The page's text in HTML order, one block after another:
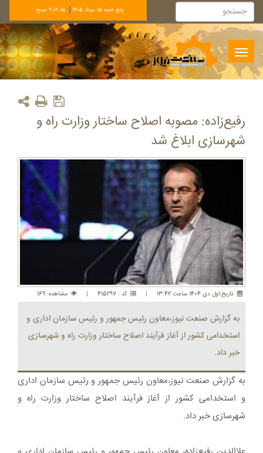
پنج شنبه 15 مرداد 1405 9:02:05 صبح
Toggle
navigation
رفیع‌زاده: مصوبه اصلاح ساختار وزارت راه و
شهرسازی ابلاغ شد
تاريخ:اول دی 1404 ساعت 13:42 | کد : 415297 | مشاهده: 169
به گزارش صنعت نیوز،معاون رئیس جمهور و رئیس سازمان اداری و
استخدامی کشور از آغاز فرآیند اصلاح ساختار وزارت راه و شهرسازی
خبر داد.
به گزارش صنعت نیوز،معاون رئیس جمهور و رئیس سازمان اداری
و استخدامی کشور از آغاز فرآیند اصلاح ساختار وزارت راه و
شهرسازی خبر داد.